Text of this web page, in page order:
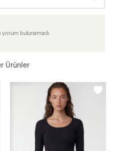
yorum bulunamadı
Ürünler